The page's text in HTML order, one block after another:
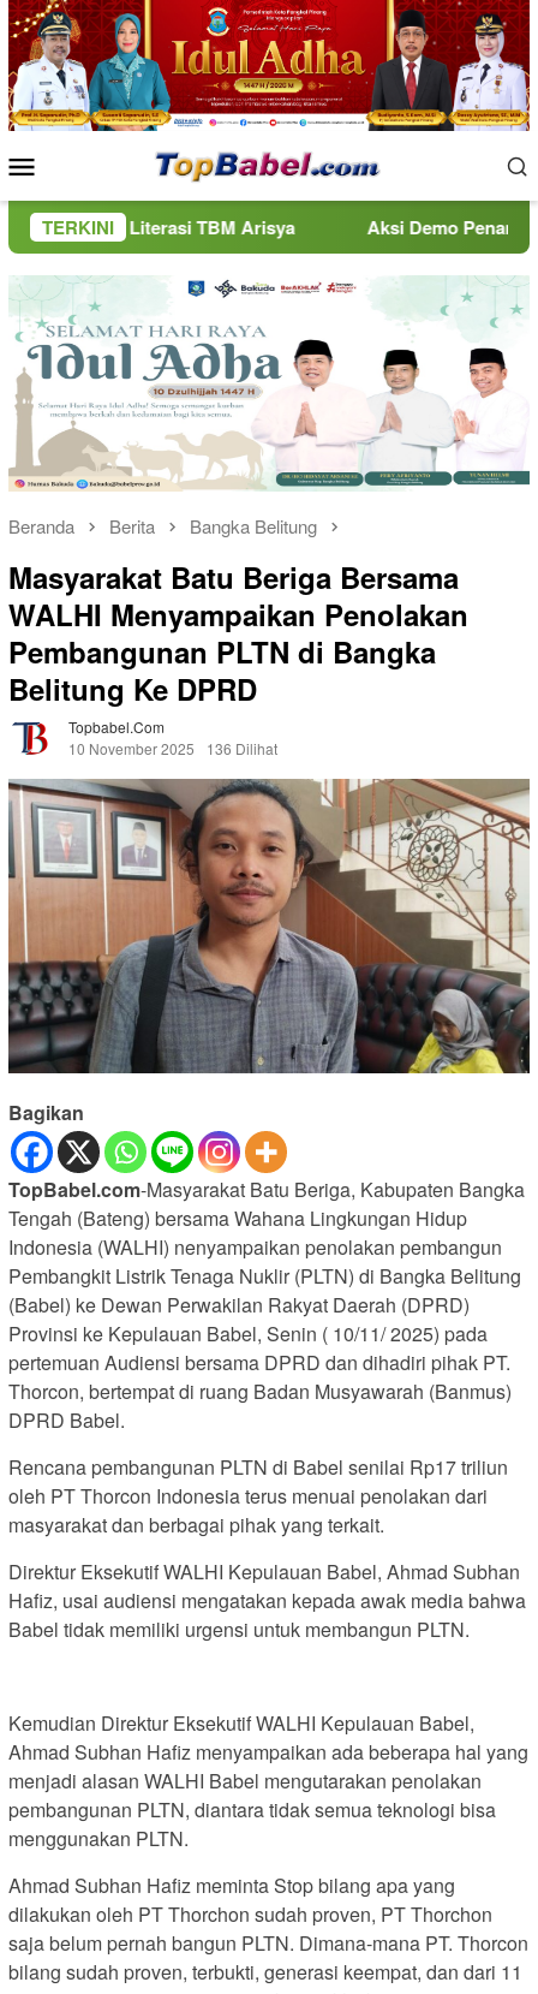
Loncat
ke
konten
Mobile
TERKINI
TBM Arisya Aksi Demo Penambang Timah di
Beranda Berita Bangka Belitung
Masyarakat Batu Beriga Bersama
WALHI Menyampaikan Penolakan
Pembangunan PLTN di Bangka
Belitung Ke DPRD
Topbabel.com
10 November 2025
136 Dilihat
Bagikan
TopBabel.com-Masyarakat Batu Beriga, Kabupaten Bangka
Tengah (Bateng) bersama Wahana Lingkungan Hidup
Indonesia (WALHI) nenyampaikan penolakan pembangun
Pembangkit Listrik Tenaga Nuklir (PLTN) di Bangka Belitung
(Babel) ke Dewan Perwakilan Rakyat Daerah (DPRD)
Provinsi ke Kepulauan Babel, Senin ( 10/11/ 2025) pada
pertemuan Audiensi bersama DPRD dan dihadiri pihak PT.
Thorcon, bertempat di ruang Badan Musyawarah (Banmus)
DPRD Babel.
‎Rencana pembangunan PLTN di Babel senilai Rp17 triliun
oleh PT Thorcon Indonesia terus menuai penolakan dari
masyarakat dan berbagai pihak yang terkait.
‎Direktur Eksekutif WALHI Kepulauan Babel, Ahmad Subhan
Hafiz, usai audiensi mengatakan kepada awak media bahwa
Babel tidak memiliki urgensi untuk membangun PLTN.
Kemudian Direktur Eksekutif WALHI Kepulauan Babel,
Ahmad Subhan Hafiz menyampaikan ‎ada beberapa hal yang
menjadi alasan WALHI Babel mengutarakan penolakan
pembangunan PLTN, diantara tidak semua teknologi bisa
menggunakan PLTN.
Ahmad Subhan Hafiz meminta Stop bilang apa yang
dilakukan oleh PT Thorchon sudah proven, PT Thorchon
saja belum pernah bangun PLTN. Dimana-mana PT. Thorcon
bilang sudah proven, terbukti, generasi keempat, dan dari 11